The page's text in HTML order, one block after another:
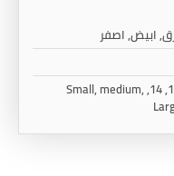
ابيض, اصفر
2, 4, 6, 8, 10, 12, 14, Small, medium,